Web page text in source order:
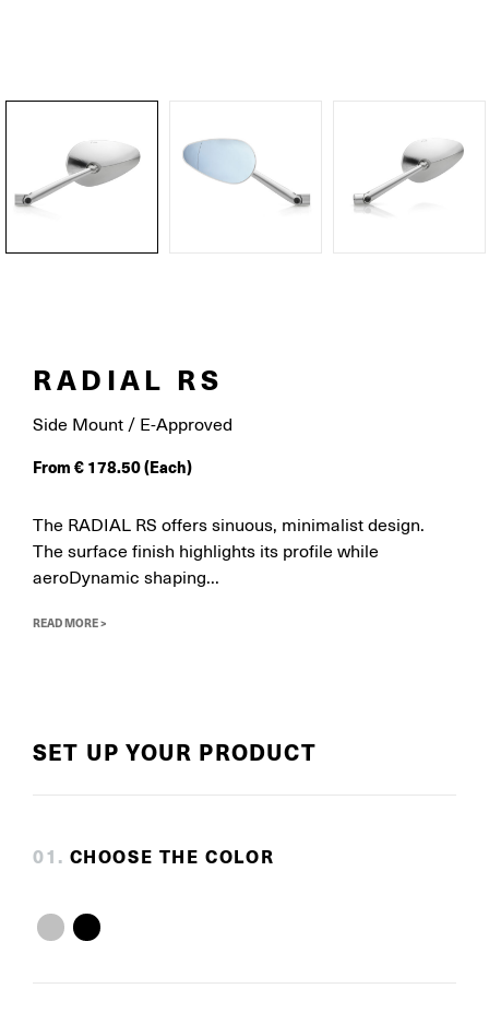
RADIAL RS
Side Mount / E-Approved
From € 178.50(Each)
The RADIAL RS offers sinuous, minimalist design.
The surface finish highlights its profile while
aeroDynamic shaping...
READ MORE >
SET UP YOUR PRODUCT
01 . CHOOSE THE COLOR